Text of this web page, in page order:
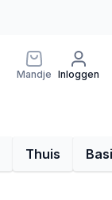
Mandje Inloggen
Thuis